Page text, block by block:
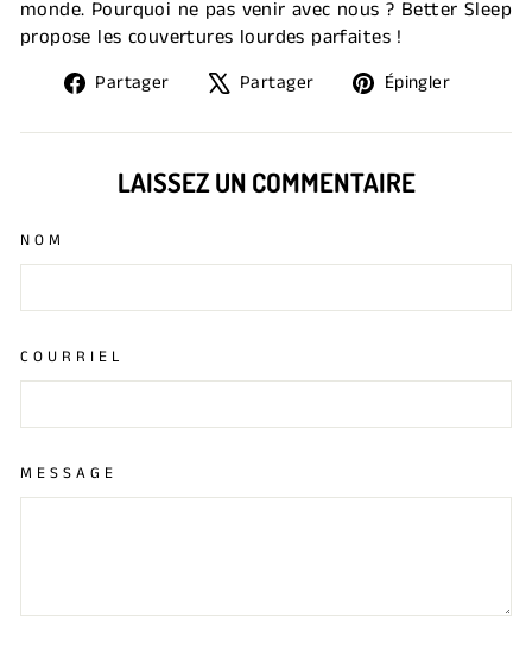
monde. Pourquoi ne pas venir avec nous ? Better Sleep
propose les couvertures lourdes parfaites !
Partager
Partager
Facebook
Partager
Tweeter
X
Épingler
LAISSEZ UN COMMENTAIRE
NOM
COURRIEL
MESSAGE